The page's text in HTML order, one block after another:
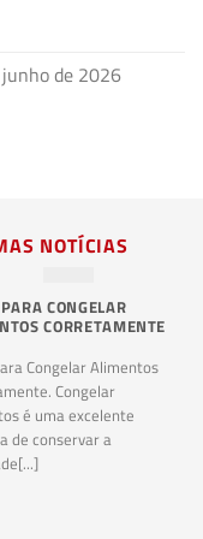
de 2026
NOTÍCIAS
CONGELAR
CORRETAMENTE
Congelar Alimentos
Congelar
é uma excelente
de conservar a